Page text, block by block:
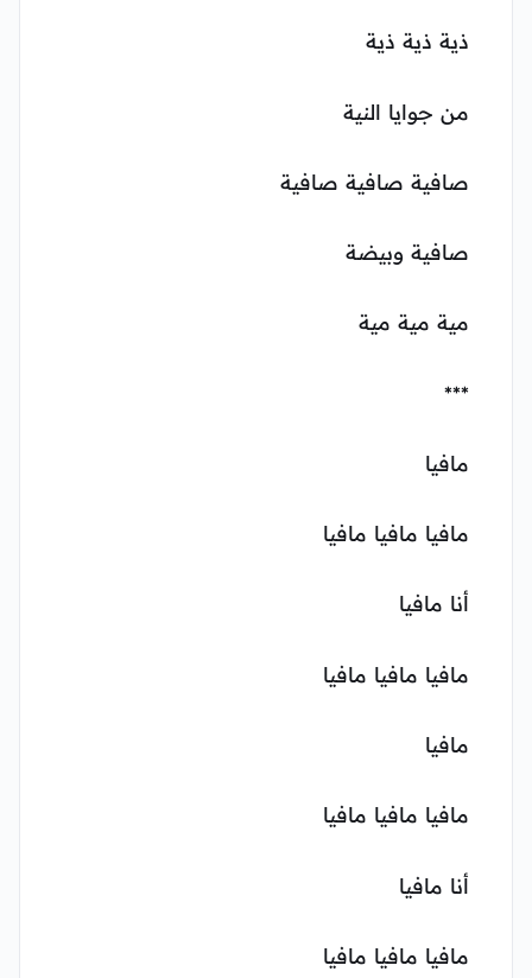
ذية ذية ذية
من جوايا النية
صافية صافية صافية
صافية وبيضة
مية مية مية
***
مافيا
مافيا مافيا مافيا
أنا مافيا
مافيا مافيا مافيا
مافيا
مافيا مافيا مافيا
أنا مافيا
مافيا مافيا مافيا